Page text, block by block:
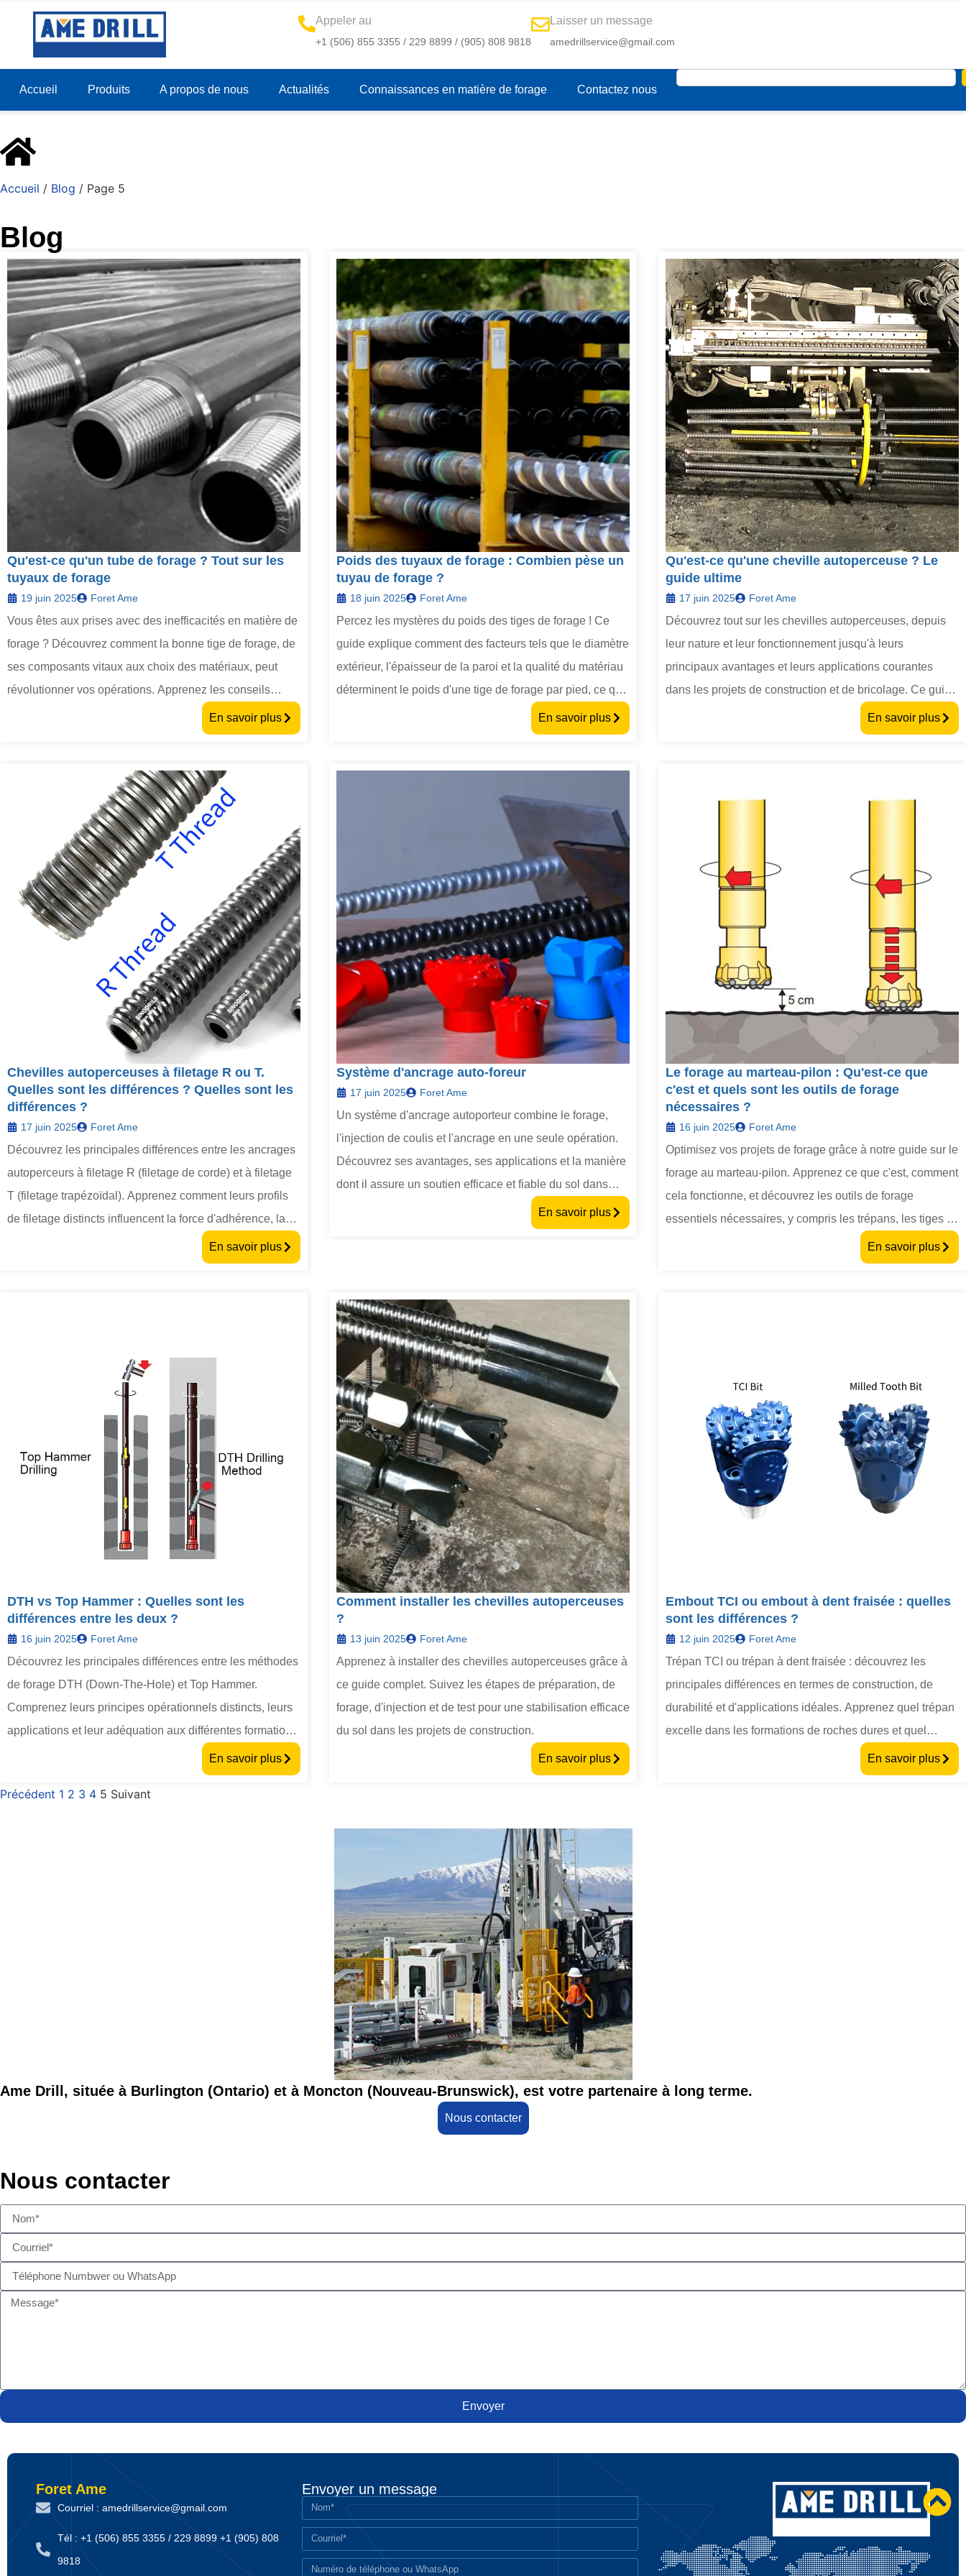
Appeler au
+1 (506) 855 3355 / 229 8899 / (905) 808 9818
Laisser un message
amedrillservice@gmail.com
Accueil Produits A propos de nous Actualités Connaissances en matière de forage Contactez nous
Accueil / Blog / Page 5
Blog
Qu'est-ce qu'un tube de forage ? Tout sur les
tuyaux de forage
19 juin 2025 Foret Ame
Vous êtes aux prises avec des inefficacités en matière de
forage ? Découvrez comment la bonne tige de forage, de
ses composants vitaux aux choix des matériaux, peut
révolutionner vos opérations. Apprenez les conseils
essentiels pour sélectionner les tiges de forage parfaites
afin d'améliorer les performances et la durabilité.
En savoir plus
Poids des tuyaux de forage : Combien pèse un
tuyau de forage ?
18 juin 2025 Foret Ame
Percez les mystères du poids des tiges de forage ! Ce
guide explique comment des facteurs tels que le diamètre
extérieur, l'épaisseur de la paroi et la qualité du matériau
déterminent le poids d'une tige de forage par pied, ce qui
a un impact sur l'efficacité du forage, la capacité de
En savoir plus
Qu'est-ce qu'une cheville autoperceuse ? Le
guide ultime
17 juin 2025 Foret Ame
Découvrez tout sur les chevilles autoperceuses, depuis
leur nature et leur fonctionnement jusqu'à leurs
principaux avantages et leurs applications courantes
dans les projets de construction et de bricolage. Ce guide
ultime présente les types de chevilles, les conseils
d'installation et explique pourquoi les chevilles
En savoir plus
Chevilles autoperceuses à filetage R ou T.
Quelles sont les différences ? Quelles sont les
différences ?
17 juin 2025 Foret Ame
Découvrez les principales différences entre les ancrages
autoperceurs à filetage R (filetage de corde) et à filetage
T (filetage trapézoïdal). Apprenez comment leurs profils
de filetage distincts influencent la force d'adhérence, la
capacité de charge, les capacités d'auto-nettoyage et
l'adéquation à diverses conditions de sol et applications
En savoir plus
Système d'ancrage auto-foreur
17 juin 2025 Foret Ame
Un système d'ancrage autoporteur combine le forage,
l'injection de coulis et l'ancrage en une seule opération.
Découvrez ses avantages, ses applications et la manière
dont il assure un soutien efficace et fiable du sol dans
En savoir plus
Le forage au marteau-pilon : Qu'est-ce que
c'est et quels sont les outils de forage
nécessaires ?
16 juin 2025 Foret Ame
Optimisez vos projets de forage grâce à notre guide sur le
forage au marteau-pilon. Apprenez ce que c'est, comment
cela fonctionne, et découvrez les outils de forage
essentiels nécessaires, y compris les trépans, les tiges et
les tiges de forage, pour une excavation efficace des
En savoir plus
DTH vs Top Hammer : Quelles sont les
différences entre les deux ?
16 juin 2025 Foret Ame
Découvrez les principales différences entre les méthodes
de forage DTH (Down-The-Hole) et Top Hammer.
Comprenez leurs principes opérationnels distincts, leurs
applications et leur adéquation aux différentes formations
rocheuses afin de choisir la bonne solution de forage
En savoir plus
Comment installer les chevilles autoperceuses
?
13 juin 2025 Foret Ame
Apprenez à installer des chevilles autoperceuses grâce à
ce guide complet. Suivez les étapes de préparation, de
forage, d'injection et de test pour une stabilisation efficace
du sol dans les projets de construction.
En savoir plus
Embout TCI ou embout à dent fraisée : quelles
sont les différences ?
12 juin 2025 Foret Ame
Trépan TCI ou trépan à dent fraisée : découvrez les
principales différences en termes de construction, de
durabilité et d'applications idéales. Apprenez quel trépan
excelle dans les formations de roches dures et quel
trépan offre un forage rentable dans les sols plus tendres.
En savoir plus
Précédent 1 2 3 4 5 Suivant
Ame Drill, située à Burlington (Ontario) et à Moncton (Nouveau-Brunswick), est votre partenaire à long terme.
Nous contacter
Nous contacter
Envoyer
Foret Ame
Courriel : amedrillservice@gmail.com
Tél : +1 (506) 855 3355 / 229 8899 +1 (905) 808
9818
Envoyer un message